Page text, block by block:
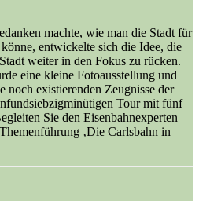
machte, wie man die Stadt für
entwickelte sich die Idee, die
weiter in den Fokus zu rücken.
eine kleine Fotoausstellung und
noch existierenden Zeugnisse der
Tour mit fünf
Sie den Eisenbahnexperten
‚Die Carlsbahn in